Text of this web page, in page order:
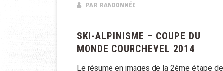
PAR RANDONNÉE
SKI-ALPINISME – COUPE DU
MONDE COURCHEVEL 2014
Le résumé en images de la 2ème étape de